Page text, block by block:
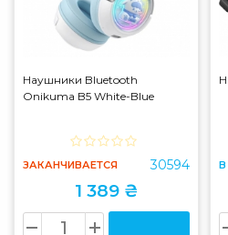
Наушники Bluetooth
Onikuma B5 White-Blue
ЗАКАНЧИВАЕТСЯ 30594
1 389 ₴
В